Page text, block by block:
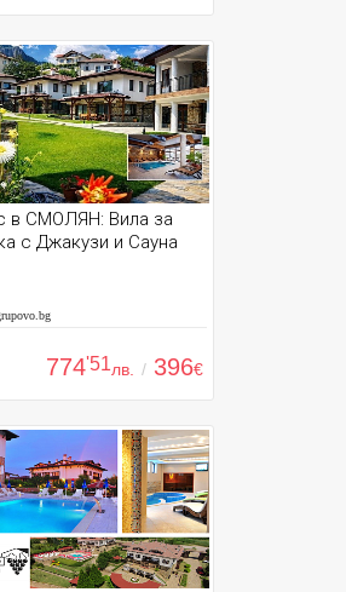
в СМОЛЯН: Вила за
с Джакузи и Сауна
774'51лв. / 396€